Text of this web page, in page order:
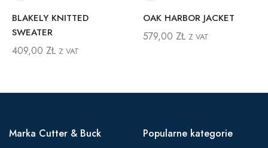
BLAKELY KNITTED
SWEATER
409,00 ZŁ Z VAT
OAK HARBOR JACKET
579,00 ZŁ Z VAT
Marka Cutter & Buck Popularne kategorie